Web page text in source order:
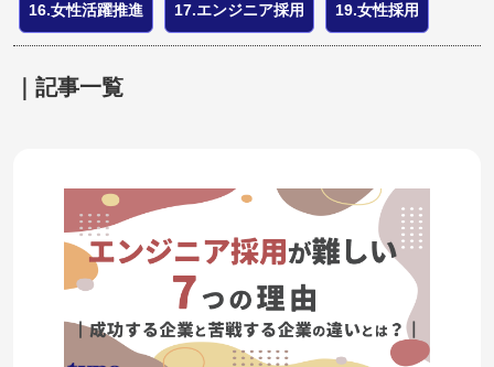
16.女性活躍推進 17.エンジニア採用 19.女性採用
｜記事一覧